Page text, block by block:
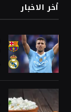
أخر الاخبار